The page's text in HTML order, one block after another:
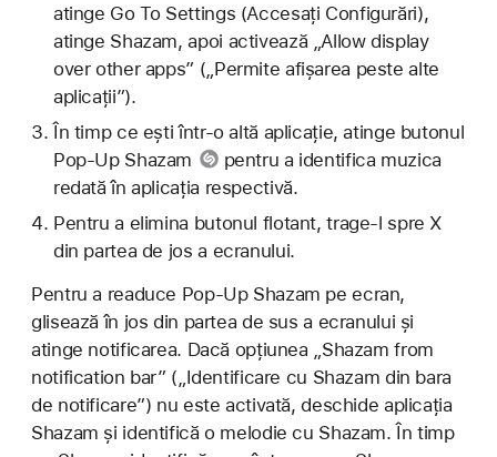
atinge Go To Settings (Accesați Configurări),
atinge Shazam, apoi activează „Allow display
over other apps” („Permite afișarea peste alte
aplicații”).
În timp ce ești într-o altă aplicație, atinge butonul
Pop-Up Shazam
pentru a identifica muzica
redată în aplicația respectivă.
Pentru a elimina butonul flotant, trage-l spre X
din partea de jos a ecranului.
Pentru a readuce Pop-Up Shazam pe ecran,
glisează în jos din partea de sus a ecranului și
atinge notificarea. Dacă opțiunea „Shazam from
notification bar” („Identificare cu Shazam din bara
de notificare”) nu este activată, deschide aplicația
Shazam și identifică o melodie cu Shazam. În timp